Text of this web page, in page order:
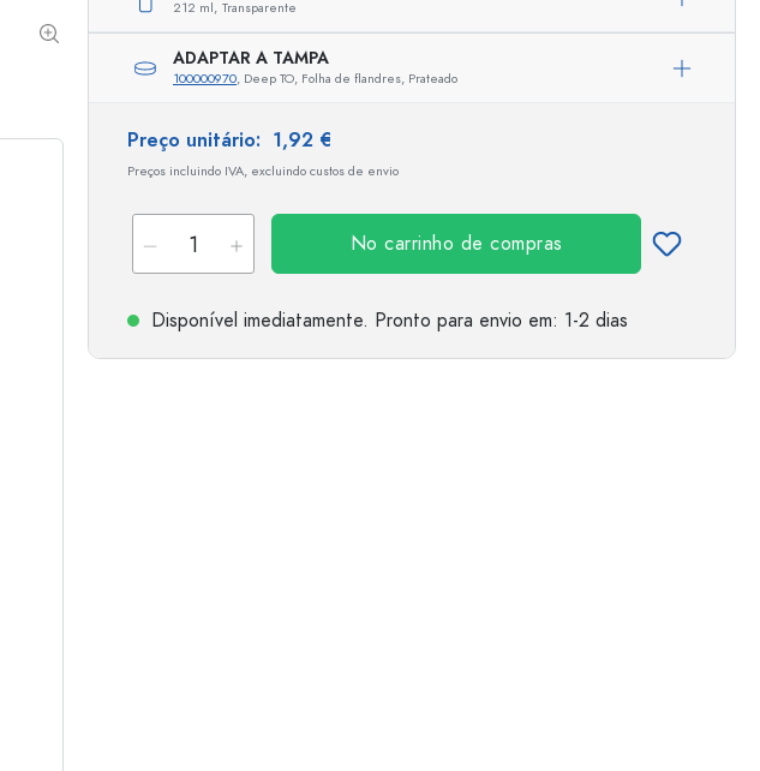
212 ml, Transparente
ADAPTAR A TAMPA
100000970, Deep TO, Folha de flandres, Prateado
Preço unitário: 1,92 €
Preços incluindo IVA, excluindo custos de envio
No carrinho de compras
Disponível imediatamente. Pronto para envio em: 1-2 dias